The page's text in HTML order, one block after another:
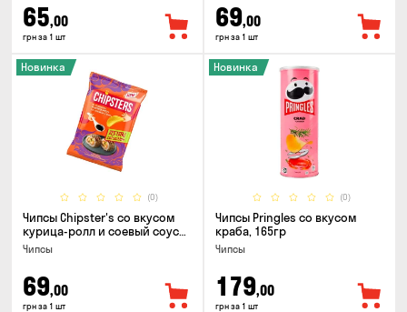
65,00
грн за 1 шт
69,00
грн за 1 шт
(0)
Новинка
Чипсы Chipster's со вкусом
курица-ролл и соевый соус
90г
Чипсы
69,00
грн за 1 шт
(0)
Новинка
Чипсы Pringles со вкусом
краба, 165гр
Чипсы
179,00
грн за 1 шт